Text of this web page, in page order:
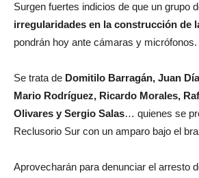
Surgen fuertes indicios de que un grupo
irregularidades en la construcción de
pondrán hoy ante cámaras y micrófonos.
Se trata de Domitilo Barragán, Juan
Mario Rodríguez, Ricardo Morales,
Olivares y Sergio Salas… quienes se
Reclusorio Sur con un amparo bajo el
Aprovecharán para denunciar el arresto